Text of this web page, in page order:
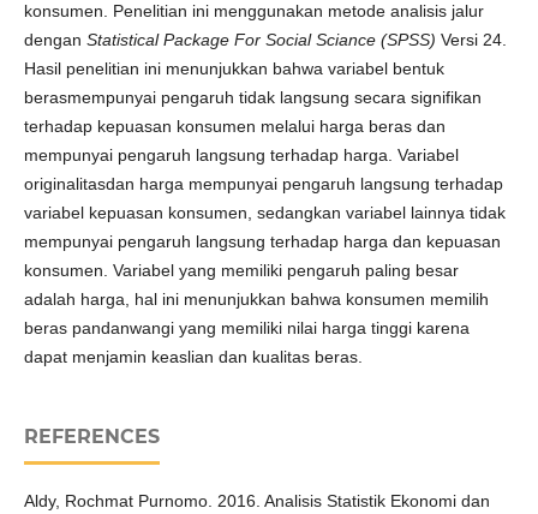
konsumen. Penelitian ini menggunakan metode analisis jalur
dengan Statistical Package For Social Sciance (SPSS) Versi 24.
Hasil penelitian ini menunjukkan bahwa variabel bentuk
berasmempunyai pengaruh tidak langsung secara signifikan
terhadap kepuasan konsumen melalui harga beras dan
mempunyai pengaruh langsung terhadap harga. Variabel
originalitasdan harga mempunyai pengaruh langsung terhadap
variabel kepuasan konsumen, sedangkan variabel lainnya tidak
mempunyai pengaruh langsung terhadap harga dan kepuasan
konsumen. Variabel yang memiliki pengaruh paling besar
adalah harga, hal ini menunjukkan bahwa konsumen memilih
beras pandanwangi yang memiliki nilai harga tinggi karena
dapat menjamin keaslian dan kualitas beras.
REFERENCES
Aldy, Rochmat Purnomo. 2016. Analisis Statistik Ekonomi dan